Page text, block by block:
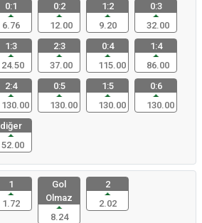
0:1
6.76
0:2
12.00
1:2
9.20
0:3
32.00
1:3
24.50
2:3
37.00
0:4
115.00
1:4
86.00
2:4
130.00
0:5
130.00
1:5
130.00
0:6
130.00
diğer
52.00
1
1.72
Gol
Olmaz
8.24
2
2.02